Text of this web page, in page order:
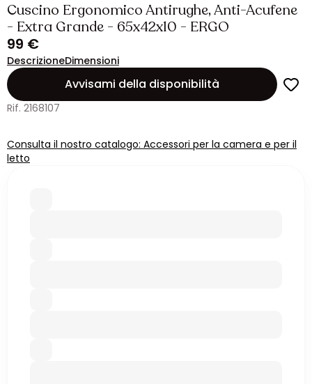
Cuscino Ergonomico Antirughe, Anti-Acufene
- Extra Grande - 65x42x10 - ERGO
99 €
DescrizioneDimensioni
Avvisami della disponibilità
Rif. 2168107
Consulta il nostro catalogo: Accessori per la camera e per il
letto